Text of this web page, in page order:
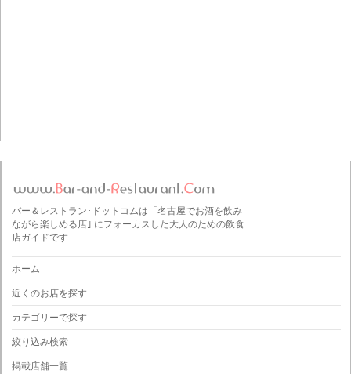
バー＆レストラン･ドットコムは「名古屋でお酒を飲み
ながら楽しめる店｣ にフォーカスした大人のための飲食
店ガイドです
ホーム
近くのお店を探す
カテゴリーで探す
絞り込み検索
掲載店舗一覧